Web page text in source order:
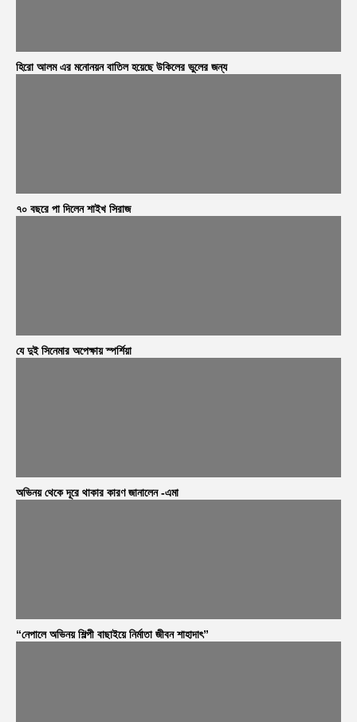
হিরো আলম এর মনোনয়ন বাতিল হয়েছে উকিলের ভুলের জন্য
৭০ বছরে পা দিলেন শাইখ সিরাজ
যে দুই সিনেমার অপেক্ষায় স্পর্শিয়া
অভিনয় থেকে দূরে থাকার কারণ জানালেন -এমা
“নেপালে অভিনয় শিল্পী বাছাইয়ে নির্মাতা জীবন শাহাদাৎ”